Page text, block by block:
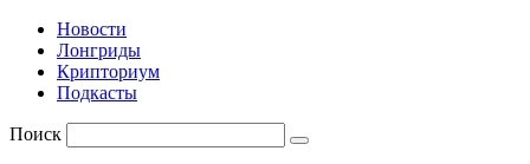
Новости
Лонгриды
Крипториум
Подкасты
Поиск